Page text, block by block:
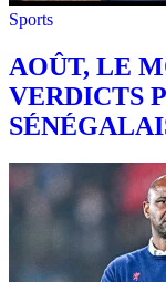
Sports
AOÛT, LE
VERDICTS